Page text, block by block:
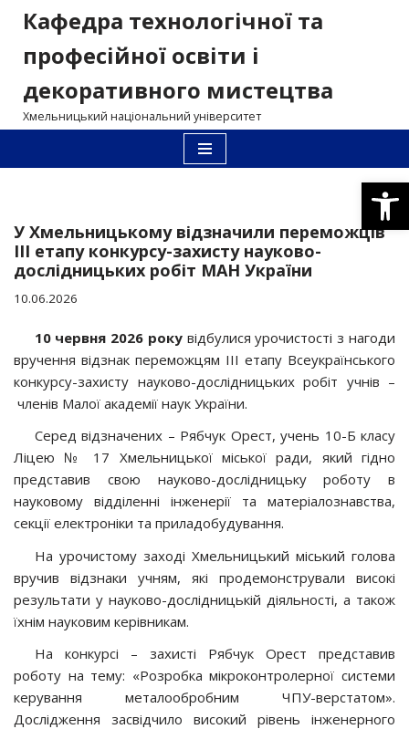
Перейти
вмісту
Кафедра технологічної та
професійної освіти і
декоративного мистецтва
Хмельницький національний університет
У Хмельницькому відзначили переможців
ІІІ етапу конкурсу-захисту науково-
дослідницьких робіт МАН України
10.06.2026
10 червня 2026 рокувідбулися урочистості з нагоди
вручення відзнак переможцям ІІІ етапу Всеукраїнського
конкурсу-захисту науково-дослідницьких робіт учнів –
членів Малої академії наук України.
Серед відзначених – Рябчук Орест, учень 10-Б класу
Ліцею № 17 Хмельницької міської ради, який гідно
представив свою науково-дослідницьку роботу в
науковому відділенні інженерії та матеріалознавства,
секції електроніки та приладобудування.
На урочистому заході Хмельницький міський голова
вручив відзнаки учням, які продемонстрували високі
результати у науково-дослідницькій діяльності, а також
їхнім науковим керівникам.
На конкурсі – захисті Рябчук Орест представив
роботу на тему: «Розробка мікроконтролерної системи
керування металообробним ЧПУ-верстатом».
Дослідження засвідчило високий рівень інженерного